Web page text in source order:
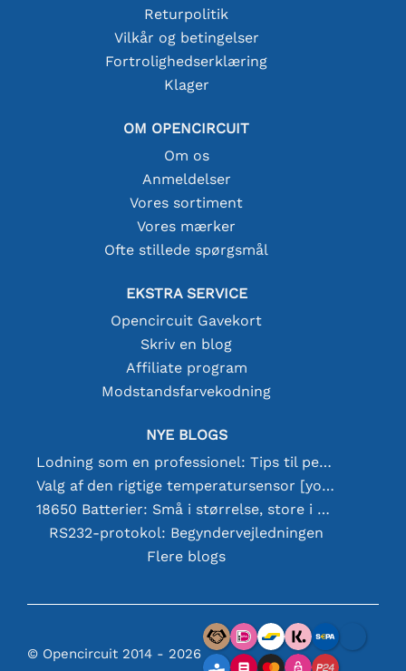
Returpolitik
Vilkår og betingelser
Fortrolighedserklæring
Klager
OM OPENCIRCUIT
Om os
Anmeldelser
Vores sortiment
Vores mærker
Ofte stillede spørgsmål
EKSTRA SERVICE
Opencircuit Gavekort
Skriv en blog
Affiliate program
Modstandsfarvekodning
NYE BLOGS
Lodning som en professionel: Tips til perfekte elektroniske forbindelser
Valg af den rigtige temperatursensor [youtube]
18650 Batterier: Små i størrelse, store i ydeevne
RS232-protokol: Begyndervejledningen
Flere blogs
© Opencircuit 2014 - 2026